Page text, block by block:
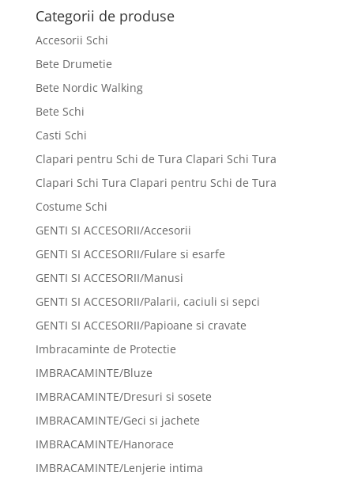
Categorii de produse
Accesorii Schi
Bete Drumetie
Bete Nordic Walking
Bete Schi
Casti Schi
Clapari pentru Schi de Tura Clapari Schi Tura
Clapari Schi Tura Clapari pentru Schi de Tura
Costume Schi
GENTI SI ACCESORII/Accesorii
GENTI SI ACCESORII/Fulare si esarfe
GENTI SI ACCESORII/Manusi
GENTI SI ACCESORII/Palarii, caciuli si sepci
GENTI SI ACCESORII/Papioane si cravate
Imbracaminte de Protectie
IMBRACAMINTE/Bluze
IMBRACAMINTE/Dresuri si sosete
IMBRACAMINTE/Geci si jachete
IMBRACAMINTE/Hanorace
IMBRACAMINTE/Lenjerie intima